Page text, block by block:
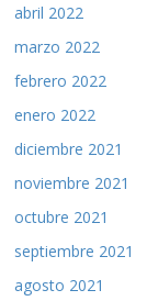
abril 2022
marzo 2022
febrero 2022
enero 2022
diciembre 2021
noviembre 2021
octubre 2021
septiembre 2021
agosto 2021